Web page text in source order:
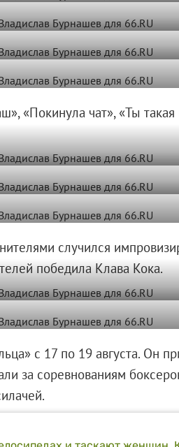
«Покинула чат», «Ты такая
случился
победила Клава Кока.
с 17 по 19 августа. Он
за соревнованиям